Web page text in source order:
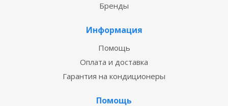
Бренды
Информация
Помощь
Оплата и доставка
Гарантия на кондиционеры
Помощь